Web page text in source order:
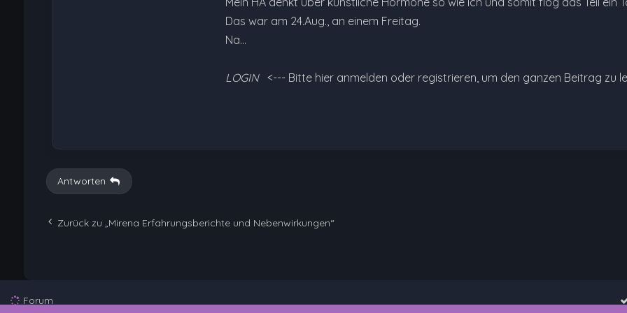
Das war am 24.Aug., an einem Freitag.
Na…
LOGIN <--- Bitte hier anmelden oder registrieren, um den ganzen Beitrag zu
Antworten
Zurück zu „Mirena Erfahrungsberichte und Nebenwirkungen“
Forum